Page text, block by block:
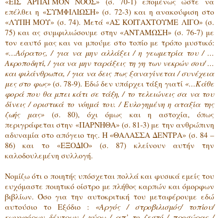
επέλθει η «ΣΥΜΦΙΛΙΩΣΗ» (σ. 72-3) και η ανακούφιση στο
«ΛΥΠΗ ΜΟΥ» (σ. 74). Μετά «ΑΣ ΚΟΙΤΑΧΤΟΥΜΕ ΛΙΓΟ» (σ.
75) και ας συμφιλιώσουμε στην «ΑΝΤΑΜΩΣΗ» (σ. 76-7) με
τον εαυτό μας και να μπούμε στο τοπίο με τρόπο μυστικό:
«…Αόρατος, / για να μην αλλάξει / η γεωμετρία του / …
Ακροποδητί, / για να μην ταράξεις τη γη των νεκρών σου/ …
και φιλάνθρωπα, / για να δεις πως ξαναγίνεται / συνέχεια
μες στο φως»(σ. 78-9). Εδώ δεν υπάρχει τάξη γιατί «…Κάθε
φορά που θα μπει κάτι σε τάξη, / το τελειώνεις σα να του
δίνεις / οριστικά το νόημά του. / Ευλογημένη η αταξία της
ζωής μας»(σ. 80), όχι όμως και η αστοχία, όπως
περιγράφεται στην «ΠΑΡΝΗΘΑ» (σ. 81-3) με την ανθρώπινη
αδυναμία στο απόγειο της. Η «ΘΑΛΑΣΣΑ ΔΕΝΤΡΑ» (σ. 84 –
86) και το «ΕΞΟΔΙΟ» (σ. 87) κλείνουν αυτήν την
καλοδουλεμένη συλλογή.
Νομίζω ότι ο ποιητής υπόσχεται πολλά και φυσικά εμείς του
ευχόμαστε ποιητικό οίστρο με πλήθος καρπών και όμορφων
βιβλίων. Όσο για την αυτοκριτική του μεταφέρουμε εδώ
αυτούσιο το Εξόδιο : «Αργός / στροβιλισμός/ τοπίου/